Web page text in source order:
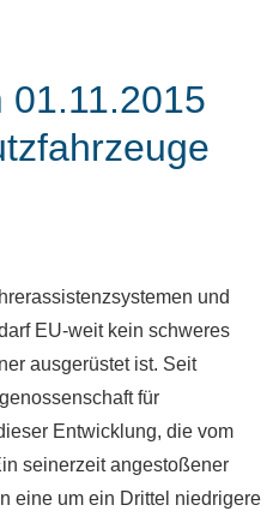
01.11.2015
und
EU-weit kein schweres
ausgerüstet ist. Seit
für
Entwicklung, die vom
seinerzeit angestoßener
eine um ein Drittel niedrigere